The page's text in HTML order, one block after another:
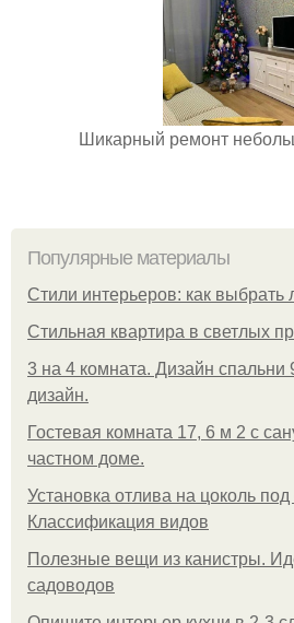
Шикарный ремонт
Популярные материалы
Стили интерьеров: как выбрать
Стильная квартира в светлых
3 на 4 комната. Дизайн спальни
дизайн.
Гостевая комната 17, 6 м 2 с
частном доме.
Установка отлива на цоколь под
Классификация видов
Полезные вещи из канистры.
садоводов